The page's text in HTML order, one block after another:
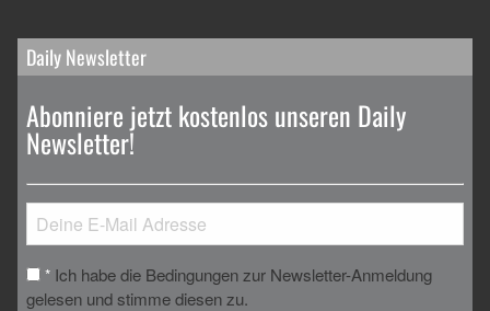
Daily Newsletter
Abonniere jetzt kostenlos unseren Daily
Newsletter!
* Ich habe die Bedingungen zur Newsletter-Anmeldung
gelesen und stimme diesen zu.